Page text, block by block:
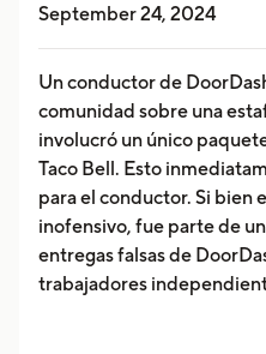
September 24, 2024
Un conductor de
comunidad sobre una
involucró un único
Taco Bell. Esto
para el conductor. Si bien
inofensivo, fue parte de
entregas falsas de
trabajadores